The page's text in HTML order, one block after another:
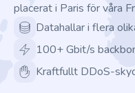
placerat i Paris för våra
Datahallar i flera
100+ Gbit/s
Kraftfullt DDoS-